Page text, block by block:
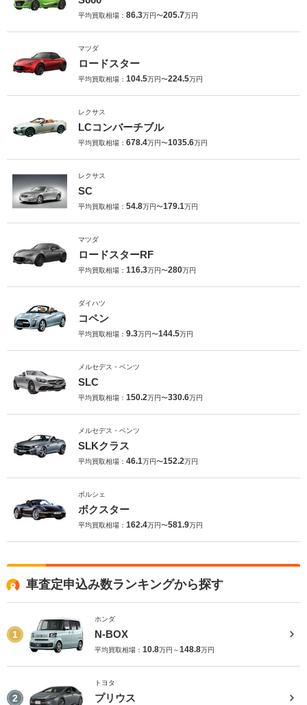
平均買取相場： 86.3万円〜205.7万円
マツダ
ロードスター
平均買取相場： 104.5万円〜224.5万円
レクサス
LCコンバーチブル
平均買取相場： 678.4万円〜1035.6万円
レクサス
SC
平均買取相場： 54.8万円〜179.1万円
マツダ
ロードスターRF
平均買取相場： 116.3万円〜280万円
ダイハツ
コペン
平均買取相場： 9.3万円〜144.5万円
メルセデス・ベンツ
SLC
平均買取相場： 150.2万円〜330.6万円
メルセデス・ベンツ
SLKクラス
平均買取相場： 46.1万円〜152.2万円
ポルシェ
ボクスター
平均買取相場： 162.4万円〜581.9万円
車査定申込み数ランキングから探す
1
ホンダ
N-BOX
平均買取相場： 10.8万円～148.8万円
2
トヨタ
プリウス